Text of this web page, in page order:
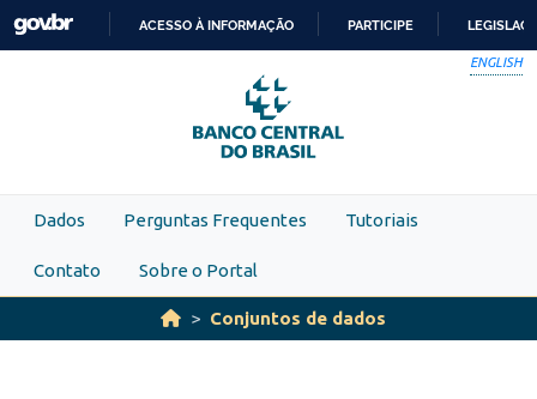
Skip to main content
PARA
O
CONTEÚDO
ACESSO À INFORMAÇÃO PARTICIPE
ENGLISH
Dados Perguntas Frequentes Tutoriais
Contato Sobre o Portal
Conjuntos de dados